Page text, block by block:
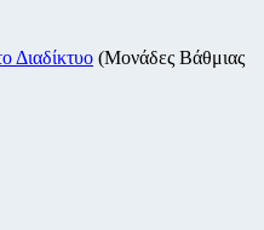
Διαδίκτυο (Μονάδες Βάθμιας